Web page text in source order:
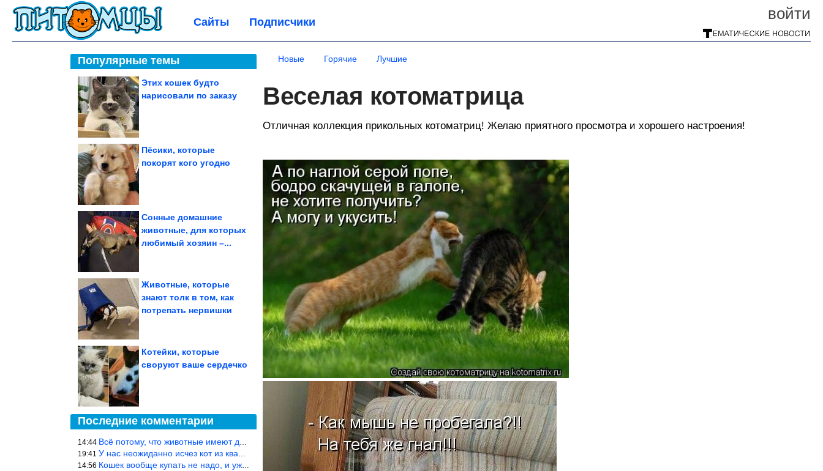
войти
Сайты Подписчики
Популярные темы
Этих кошек будто
нарисовали по заказу
Пёсики, которые
покорят кого угодно
Сонные домашние
животные, для которых
любимый хозяин –...
Животные, которые
знают толк в том, как
потрепать нервишки
Котейки, которые
своруют ваше сердечко
Последние комментарии
14:44 Всё потому, что животные имеют доступ к кухне. Всю жизнь живу с
19:41 У нас неожиданно исчез кот из квартиры, мы с мужем искали повсюд
14:56 Кошек вообще купать не надо, и уж тем более, еженедельно, как лю
Новые Горячие Лучшие
Веселая котоматрица
Отличная коллекция прикольных котоматриц! Желаю приятного просмотра и хорошего настроения!